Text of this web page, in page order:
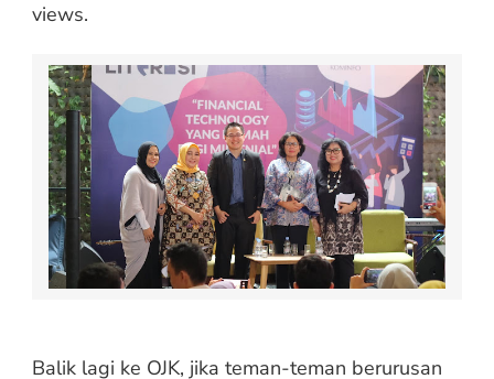
views.
Balik lagi ke OJK, jika teman-teman berurusan